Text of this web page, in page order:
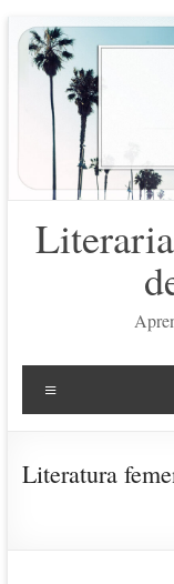
Saltar
contenido
Literatura